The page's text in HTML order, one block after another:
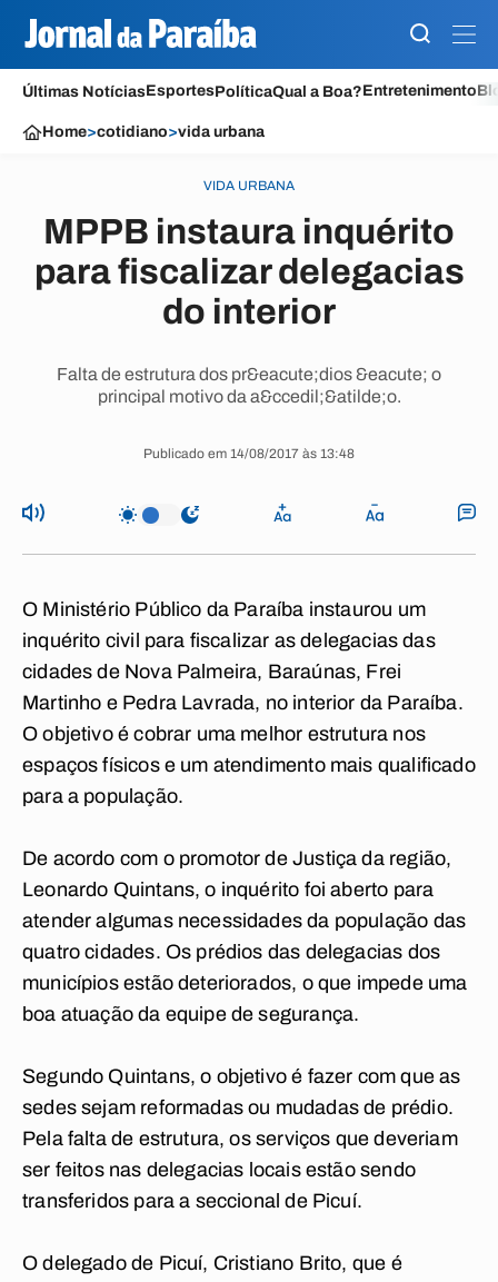
Últimas NotíciasEsportesPolíticaQual a Boa?Entretenimento
Home>cotidiano>vida urbana
VIDA URBANA
MPPB instaura inquérito
para fiscalizar delegacias
do interior
Falta de estrutura dos pr&eacute;dios &eacute; o
principal motivo da a&ccedil;&atilde;o.
Publicado em 14/08/2017 às 13:48
O Ministério Público da Paraíba instaurou um
inquérito civil para fiscalizar as delegacias das
cidades de Nova Palmeira, Baraúnas, Frei
Martinho e Pedra Lavrada, no interior da Paraíba.
O objetivo é cobrar uma melhor estrutura nos
espaços físicos e um atendimento mais qualificado
para a população.
De acordo com o promotor de Justiça da região,
Leonardo Quintans, o inquérito foi aberto para
atender algumas necessidades da população das
quatro cidades. Os prédios das delegacias dos
municípios estão deteriorados, o que impede uma
boa atuação da equipe de segurança.
Segundo Quintans, o objetivo é fazer com que as
sedes sejam reformadas ou mudadas de prédio.
Pela falta de estrutura, os serviços que deveriam
ser feitos nas delegacias locais estão sendo
transferidos para a seccional de Picuí.
O delegado de Picuí, Cristiano Brito, que é